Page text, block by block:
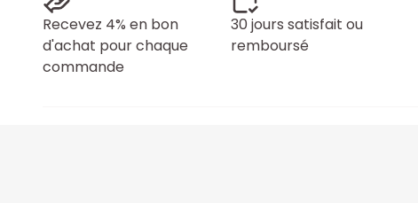
Recevez 4% en bon
d'achat pour chaque
commande
30 jours satisfait ou
remboursé